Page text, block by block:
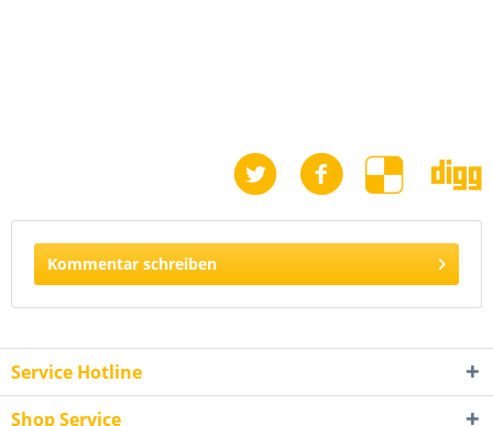
Kommentar schreiben
Service Hotline
Shop Service